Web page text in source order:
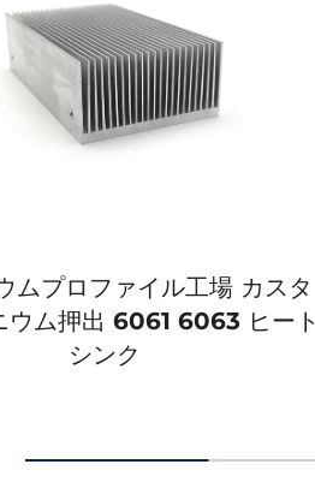
ムプロファイル工場 カスタ
ウム押出 6061 6063 ヒート
シンク